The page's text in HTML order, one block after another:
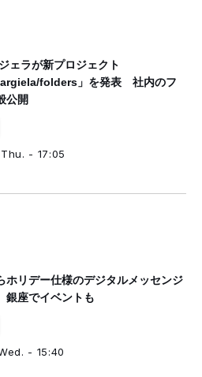
ェラが新プロジェクト
folders」を発表 社内のフ
公開
- 17:05
ホリデー仕様のデジタルメッセンジ
座でイベントも
- 15:40